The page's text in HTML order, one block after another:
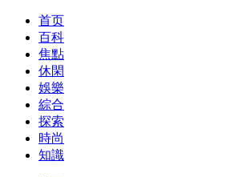
首页
百科
焦點
休閑
娛樂
綜合
探索
時尚
知識